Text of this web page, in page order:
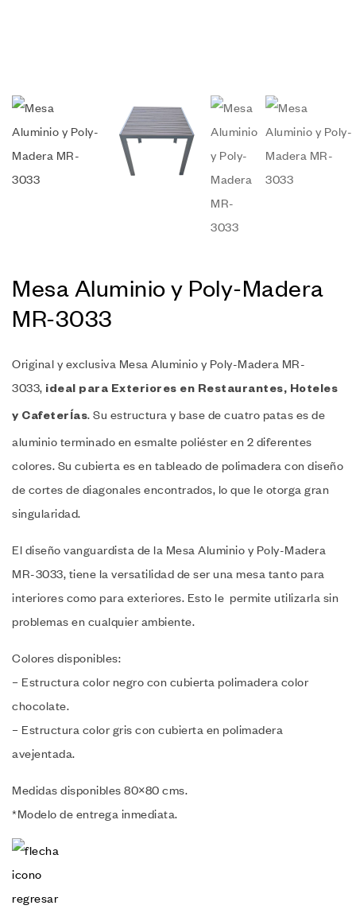
Mesa Aluminio y Poly-Madera
MR-3033
Original y exclusiva Mesa Aluminio y Poly-Madera MR-
3033, ideal para Exteriores en Restaurantes, Hoteles
y Cafeterías. Su estructura y base de cuatro patas es de
aluminio terminado en esmalte poliéster en 2 diferentes
colores. Su cubierta es en tableado de polimadera con diseño
de cortes de diagonales encontrados, lo que le otorga gran
singularidad.
El diseño vanguardista de la Mesa Aluminio y Poly-Madera
MR-3033, tiene la versatilidad de ser una mesa tanto para
interiores como para exteriores. Esto le permite utilizarla sin
problemas en cualquier ambiente.
Colores disponibles:
– Estructura color negro con cubierta polimadera color
chocolate.
– Estructura color gris con cubierta en polimadera
avejentada.
Medidas disponibles 80×80 cms.
*Modelo de entrega inmediata.